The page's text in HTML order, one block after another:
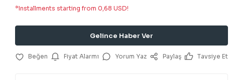
*Installments starting from 0,68 USD!
Gelince Haber Ver
Fiyat Alarmı Yorum Yaz Paylaş Tavsiye Et